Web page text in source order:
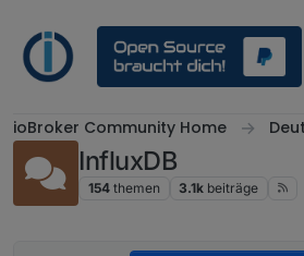
ioBroker Community Home
InfluxDB
154 themen 3.1k beiträge